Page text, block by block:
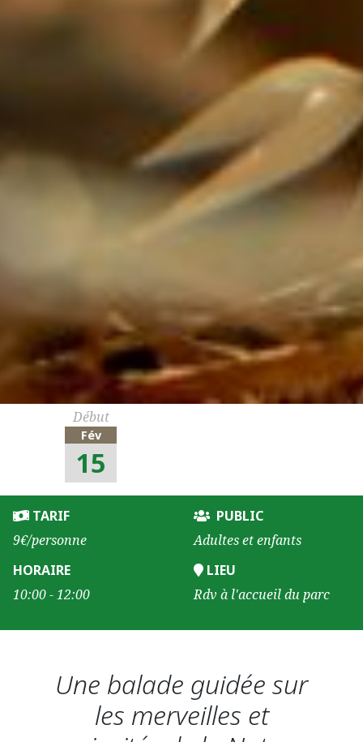
Début
Fév
15
TARIF
9€/personne
PUBLIC
Adultes et enfants
HORAIRE
10:00 - 12:00
LIEU
Rdv à l'accueil du parc
Une balade guidée sur
les merveilles et